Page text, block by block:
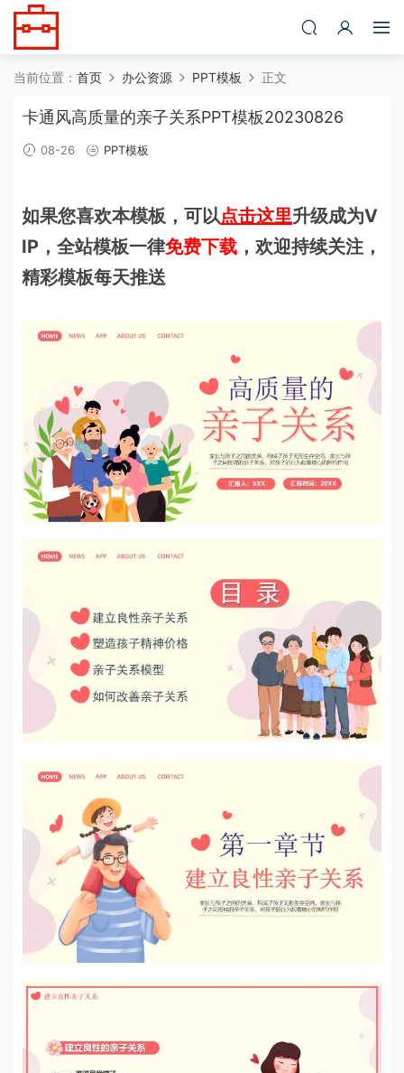
当前位置： 首页 办公资源 PPT模板 正文
卡通风高质量的亲子关系PPT模板20230826
08-26 PPT模板
如果您喜欢本模板，可以点击这里升级成为V
IP，全站模板一律免费下载 ，欢迎持续关注，
精彩模板每天推送